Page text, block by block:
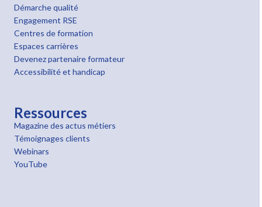
Démarche qualité
Engagement RSE
Centres de formation
Espaces carrières
Devenez partenaire formateur
Accessibilité et handicap
Ressources
Magazine des actus métiers
Témoignages clients
Webinars
YouTube